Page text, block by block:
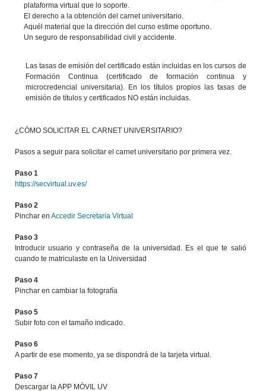
plataforma virtual que lo soporte.
El derecho a la obtención del carnet universitario.
Aquél material que la dirección del curso estime oportuno.
Un seguro de responsabilidad civil y accidente.
Las tasas de emisión del certificado están incluidas en los cursos de
Formación Continua (certificado de formación continua y
microcredencial universitaria). En los títulos propios las tasas de
emisión de títulos y certificados NO están incluidas.
¿CÓMO SOLICITAR EL CARNET UNIVERSITARIO?
Pasos a seguir para solicitar el carnet universitario por primera vez.
Paso 1
https://secvirtual.uv.es/
Paso 2
Pinchar enAccedir Secretaria Virtual
Paso 3
Introducir usuario y contraseña de la universidad. Es el que te salió
cuando te matriculaste en la Universidad
Paso 4
Pinchar en cambiar la fotografía
Paso 5
Subir foto con el tamaño indicado.
Paso 6
A partir de ese momento, ya se dispondrá de la tarjeta virtual.
Paso 7
Descargar la APP MÒVIL UV